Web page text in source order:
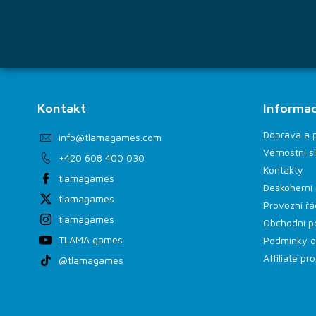
Kontakt
info@tlamagames.com
+420 608 400 030
tlamagames
tlamagames
tlamagames
TLAMA games
@tlamagames
Doprava a
Věrnostní
Kontakty
Provozní
Obchodní
Podmínky
Affiliate